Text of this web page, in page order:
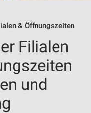
& Öffnungszeiten
Filialen
und